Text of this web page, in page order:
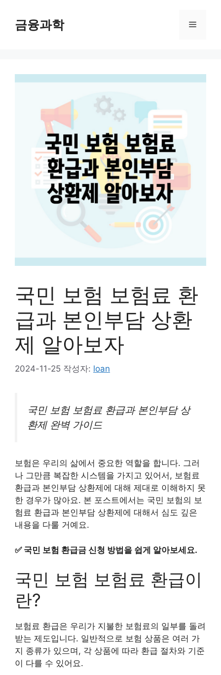
금융과학 메
국민 보험 보험료 환
급과 본인부담 상환
제 알아보자
2024-11-25 작성자: loan
국민 보험 보험료 환급과 본인부담 상
환제 완벽 가이드
보험은 우리의 삶에서 중요한 역할을 합니다. 그러
나 그만큼 복잡한 시스템을 가지고 있어서, 보험료
환급과 본인부담 상환제에 대해 제대로 이해하지 못
한 경우가 많아요. 본 포스트에서는 국민 보험의 보
험료 환급과 본인부담 상환제에 대해서 심도 깊은
내용을 다룰 거예요.
✅ 국민 보험 환급금 신청 방법을 쉽게 알아보세요.
국민 보험 보험료 환급이
란?
보험료 환급은 우리가 지불한 보험료의 일부를 돌려
받는 제도입니다. 일반적으로 보험 상품은 여러 가
지 종류가 있으며, 각 상품에 따라 환급 절차와 기준
이 다를 수 있어요.